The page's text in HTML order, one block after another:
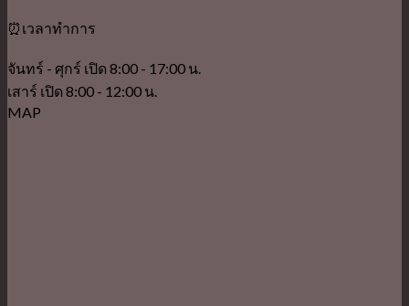
⏰เวลาทำการ
จันทร์ - ศุกร์ เปิด 8:00 - 17:00 น.
เสาร์ เปิด 8:00 - 12:00 น.
MAP